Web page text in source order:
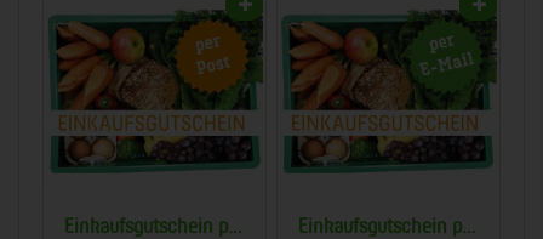
Einkaufsgutschein per Post
Einkaufsgutschein per E-Mail